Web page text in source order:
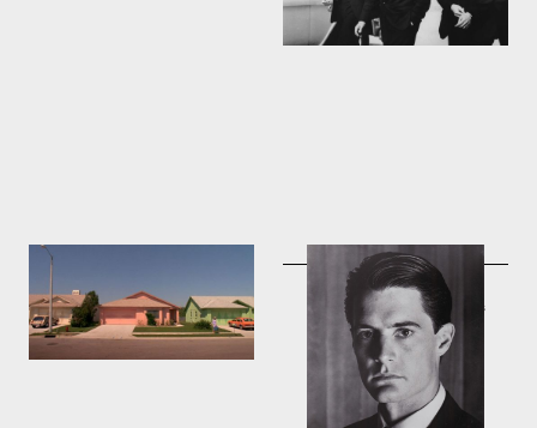
Edward Scissorhands.
Maisons pastel
1990
Dale Cooper (Kyle
MacLachlan). Twin peaks
1990